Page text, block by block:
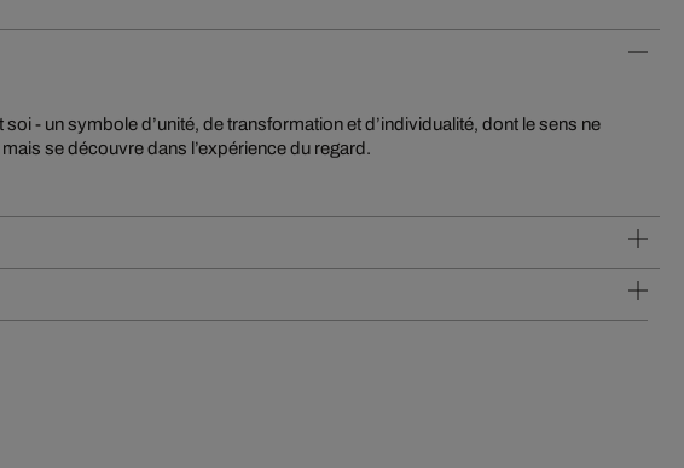
se découvre dans l’expérience du regard.